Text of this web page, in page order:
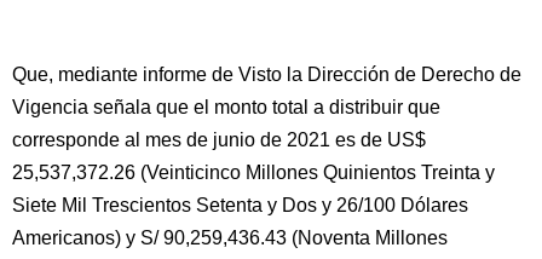
Que, mediante informe de Visto la Dirección de Derecho de
Vigencia señala que el monto total a distribuir que
corresponde al mes de junio de 2021 es de US$
25,537,372.26 (Veinticinco Millones Quinientos Treinta y
Siete Mil Trescientos Setenta y Dos y 26/100 Dólares
Americanos) y S/ 90,259,436.43 (Noventa Millones